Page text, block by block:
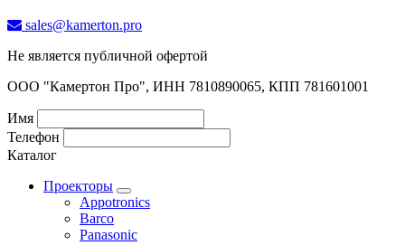
sales@kamerton.pro
Не является публичной офертой
ООО "Камертон Про", ИНН 7810890065, КПП 781601001
Имя
Телефон
Каталог
Проекторы
Appotronics
Barco
Panasonic